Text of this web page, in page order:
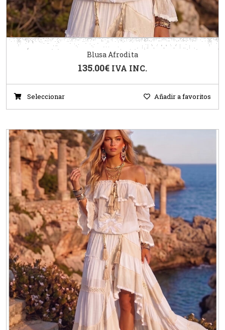
Blusa Afrodita
135.00€ IVA INC.
Seleccionar Añadir a favoritos